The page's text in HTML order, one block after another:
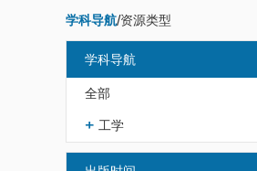
学科导航/资源类型
学科导航
全部
工学